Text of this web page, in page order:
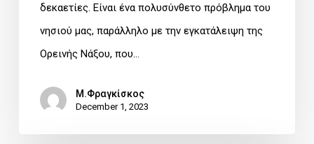
δεκαετίες. Είναι ένα πολυσύνθετο πρόβλημα του
νησιού μας, παράλληλο με την εγκατάλειψη της
Ορεινής Νάξου, που…
Μ.Φραγκίσκος
December 1, 2023